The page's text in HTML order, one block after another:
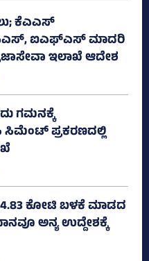
ಕೆಎಎಸ್
ಐಎಫ್‌ಎಸ್‌ ಮಾದರಿ
ಇಲಾಖೆ ಆದೇಶ
ಗಮನಕ್ಕೆ
ಸಿಮೆಂಟ್ ಪ್ರಕರಣದಲ್ಲಿ
ಕೋಟಿ ಬಳಕೆ ಮಾಡದ
ಅನ್ಯ ಉದ್ದೇಶಕ್ಕೆ